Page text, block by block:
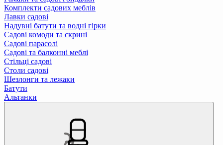
Комплекти садових меблів
Лавки садові
Надувні батути та водні гірки
Садові комоди та скрині
Садові парасолі
Садові та балконні меблі
Стільці садові
Столи садові
Шезлонги та лежаки
Батути
Альтанки